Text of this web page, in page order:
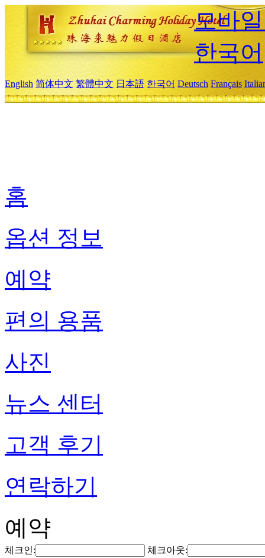
모바
한국어
English 简体中文 繁體中文 日本語 한국어 Deutsch Français
홈
옵션 정보
예약
편의 용품
사진
뉴스 센터
고객 후기
연락하기
예약
체크인: 체크아웃: